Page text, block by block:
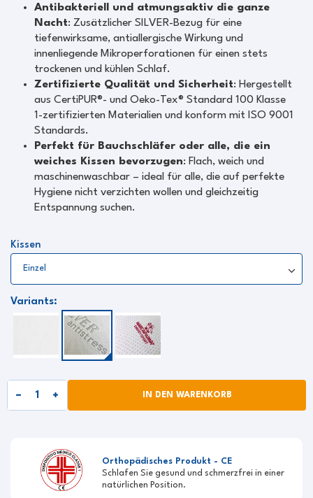
Antibakteriell und atmungsaktiv die ganze
Nacht: Zusätzlicher SILVER-Bezug für eine
tiefenwirksame, antiallergische Wirkung und
innenliegende Mikroperforationen für einen stets
trockenen und kühlen Schlaf.
Zertifizierte Qualität und Sicherheit: Hergestellt
aus CertiPUR®- und Oeko-Tex® Standard 100 Klasse
1-zertifizierten Materialien und konform mit ISO 9001
Standards.
Perfekt für Bauchschläfer oder alle, die ein
weiches Kissen bevorzugen: Flach, weich und
maschinenwaschbar – ideal für alle, die auf perfekte
Hygiene nicht verzichten wollen und gleichzeitig
Entspannung suchen.
Kissen
Variants:
IN DEN WARENKORB
Orthopädisches Produkt - CE
Schlafen Sie gesund und schmerzfrei in einer
natürlichen Position.